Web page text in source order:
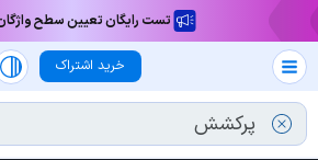
تست رایگان تعیین سطح
خرید اشتراک